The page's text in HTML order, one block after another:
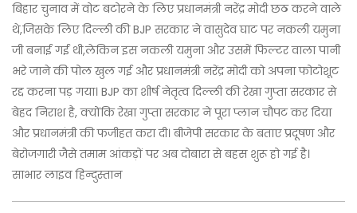
बिहार चुनाव में वोट बटोरने के लिए प्रधानमंत्री नरेंद्र मोदी छठ करने वाले
थे,जिसके लिए दिल्ली की BJP सरकार ने वासुदेव घाट पर नकली यमुना
जी बनाई गई थी,लेकिन इस नकली यमुना और उसमें फिल्टर वाला पानी
भरे जाने की पोल खुल गई और प्रधानमंत्री नरेंद्र मोदी को अपना फोटोशूट
रद्द करना पड़ गया। BJP का शीर्ष नेतृत्व दिल्ली की रेखा गुप्ता सरकार से
बेहद निराश है, क्योंकि रेखा गुप्ता सरकार ने पूरा प्लान चौपट कर दिया
और प्रधानमंत्री की फजीहत करा दी। बीजेपी सरकार के बताए प्रदूषण और
बेरोजगारी जैसे तमाम आंकड़ों पर अब दोबारा से बहस शुरू हो गई है।
साभार लाइव हिन्दुस्तान